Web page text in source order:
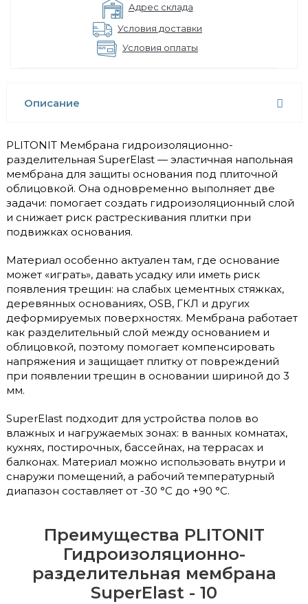
Адрес склада
Условия доставки
Условия оплаты
Описание
PLITONIT Мембрана гидроизоляционно-
разделительная SuperElast — эластичная напольная
мембрана для защиты основания под плиточной
облицовкой. Она одновременно выполняет две
задачи: помогает создать гидроизоляционный слой
и снижает риск растрескивания плитки при
подвижках основания.
Материал особенно актуален там, где основание
может «играть», давать усадку или иметь риск
появления трещин: на слабых цементных стяжках,
деревянных основаниях, OSB, ГКЛ и других
деформируемых поверхностях. Мембрана работает
как разделительный слой между основанием и
облицовкой, поэтому помогает компенсировать
напряжения и защищает плитку от повреждений
при появлении трещин в основании шириной до 3
мм.
SuperElast подходит для устройства полов во
влажных и нагружаемых зонах: в ванных комнатах,
кухнях, постирочных, бассейнах, на террасах и
балконах. Материал можно использовать внутри и
снаружи помещений, а рабочий температурный
диапазон составляет от -30 °C до +90 °C.
Преимущества PLITONIT
Гидроизоляционно-
разделительная мембрана
SuperElast - 10